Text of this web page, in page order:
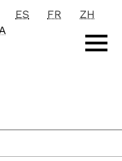
ES FR
ZH